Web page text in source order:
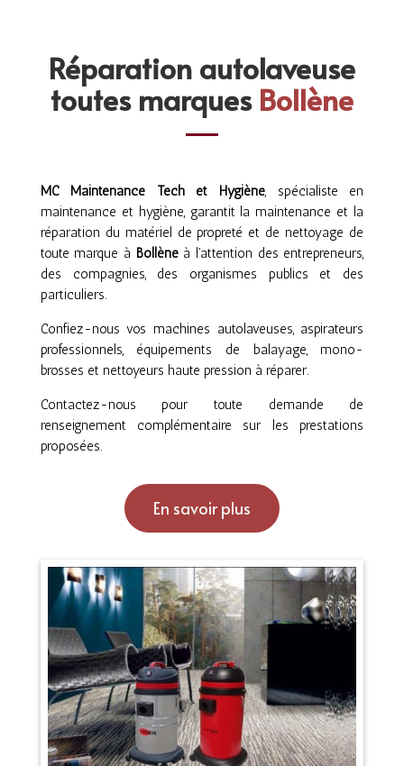
Réparation autolaveuse
toutes marques Bollène
MC Maintenance Tech et Hygiène, spécialiste en
maintenance et hygiène, garantit la maintenance et la
réparation du matériel de propreté et de nettoyage de
toute marque à Bollèneà l’attention des entrepreneurs,
des compagnies, des organismes publics et des
particuliers.
Confiez-nous vos machines autolaveuses, aspirateurs
professionnels, équipements de balayage, mono-
brosses et nettoyeurs haute pression à réparer.
Contactez-nous pour toute demande de
renseignement complémentaire sur les prestations
proposées.
En savoir plus